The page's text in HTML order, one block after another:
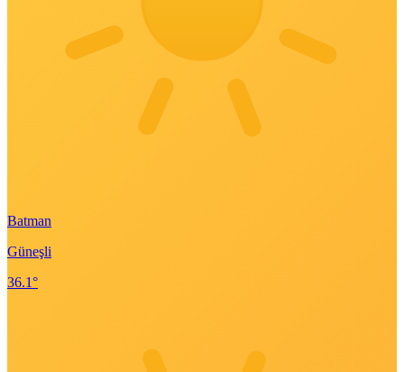
Batman
Güneşli
36.1°